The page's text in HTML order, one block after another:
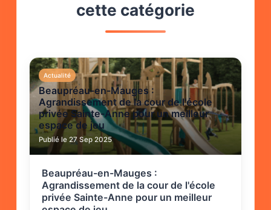
cette catégorie
Actualité
Beaupréau-en-Mauges :
Agrandissement de la cour de l'école
privée Sainte-Anne pour un meilleur
espace de jeu
Publié le 27 Sep 2025
Beaupréau-en-Mauges :
Agrandissement de la cour de l'école
privée Sainte-Anne pour un meilleur